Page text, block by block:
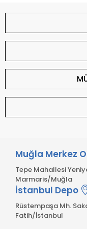
Muğla Merkez
Tepe Mahallesi
Marmaris/Muğla
İstanbul Depo
Rüstempaşa Mh.
Fatih/İstanbul